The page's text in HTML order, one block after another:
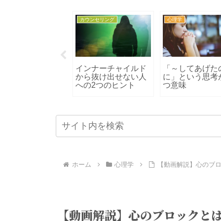
カウンセリング
インナーチャイルド
から抜け出せない人
への2つのヒント
心理学
「～してあげた
に」という思考
つ意味
ホーム 心理学 【動画解説】心のブ
【動画解説】心のブロックと